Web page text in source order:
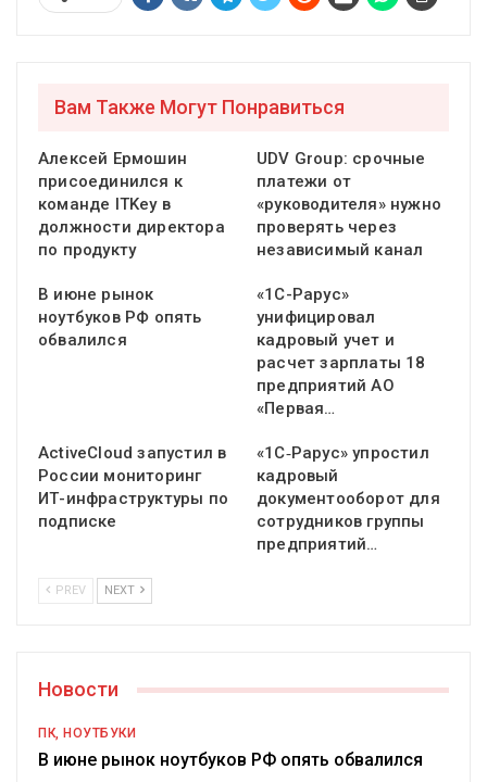
Вам Также Могут Понравиться
Алексей Ермошин
присоединился к
команде ITKey в
должности директора
по продукту
UDV Group: срочные
платежи от
«руководителя» нужно
проверять через
независимый канал
В июне рынок
ноутбуков РФ опять
обвалился
«1С-Рарус»
унифицировал
кадровый учет и
расчет зарплаты 18
предприятий АО
«Первая…
ActiveCloud запустил в
России мониторинг
ИТ-инфраструктуры по
подписке
«1С‑Рарус» упростил
кадровый
документооборот для
сотрудников группы
предприятий…
PREV NEXT
Новости
ПК, НОУТБУКИ
В июне рынок ноутбуков РФ опять обвалился